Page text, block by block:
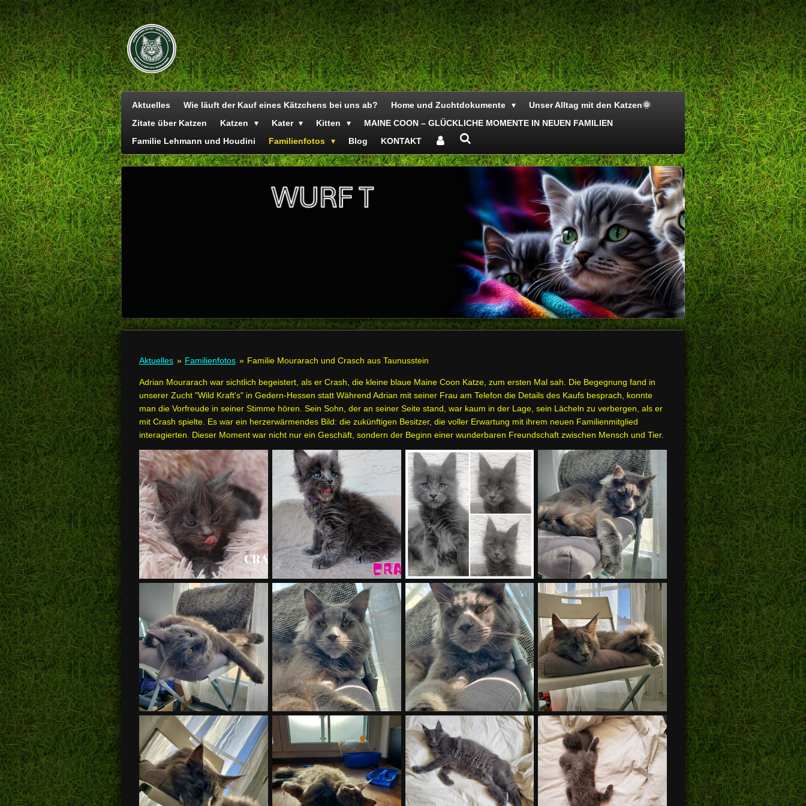
Zum
Hauptinhalt
springen
Aktuelles Wie läuft der Kauf eines Kätzchens bei uns ab? Home und Zuchtdokumente
Unser Alltag mit den Katzen🌞
Zitate über Katzen
Katzen Kater Kitten
MAINE COON – GLÜCKLICHE MOMENTE IN NEUEN FAMILIEN
Familie Lehmann und Houdini
Familienfotos Blog KONTAKT
Aktuelles » Familienfotos » Familie Mourarach und Crasch aus Taunusstein
Adrian Mourarach war sichtlich begeistert, als er Crash, die kleine blaue Maine Coon Katze, zum ersten Mal sah. Die Begegnung fand in
unserer Zucht "Wild Kraft's" in Gedern-Hessen statt Während Adrian mit seiner Frau am Telefon die Details des Kaufs besprach, konnte
man die Vorfreude in seiner Stimme hören. Sein Sohn, der an seiner Seite stand, war kaum in der Lage, sein Lächeln zu verbergen, als er
mit Crash spielte. Es war ein herzerwärmendes Bild: die zukünftigen Besitzer, die voller Erwartung mit ihrem neuen Familienmitglied
interagierten. Dieser Moment war nicht nur ein Geschäft, sondern der Beginn einer wunderbaren Freundschaft zwischen Mensch und Tier.